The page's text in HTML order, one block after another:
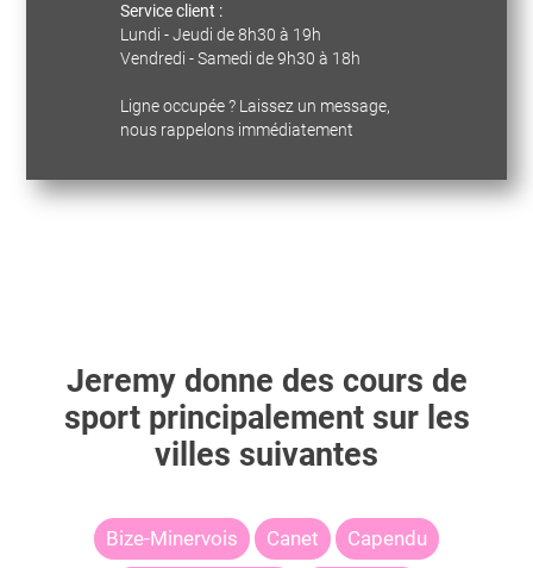
Service client :
Lundi - Jeudi de 8h30 à 19h
Vendredi - Samedi de 9h30 à 18h
Ligne occupée ? Laissez un message,
nous rappelons immédiatement
Jeremydonne des cours de
sport principalement sur les
villes suivantes
Bize-Minervois Canet Capendu